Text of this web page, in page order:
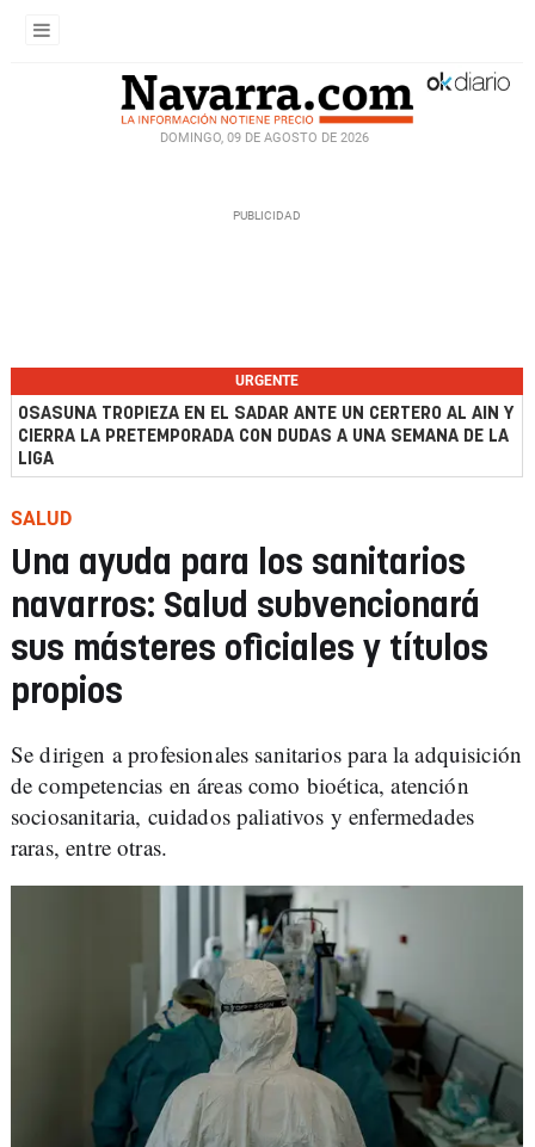
DOMINGO, 09 DE AGOSTO DE 2026
URGENTE
OSASUNA TROPIEZA EN EL SADAR ANTE UN CERTERO AL AIN Y
CIERRA LA PRETEMPORADA CON DUDAS A UNA SEMANA DE LA
LIGA
SALUD
Una ayuda para los sanitarios
navarros: Salud subvencionará
sus másteres oficiales y títulos
propios
Se dirigen a profesionales sanitarios para la adquisición
de competencias en áreas como bioética, atención
sociosanitaria, cuidados paliativos y enfermedades
raras, entre otras.